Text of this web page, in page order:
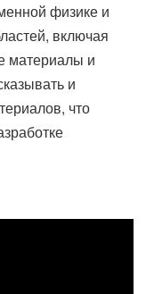
физике и
включая
материалы и
и
что